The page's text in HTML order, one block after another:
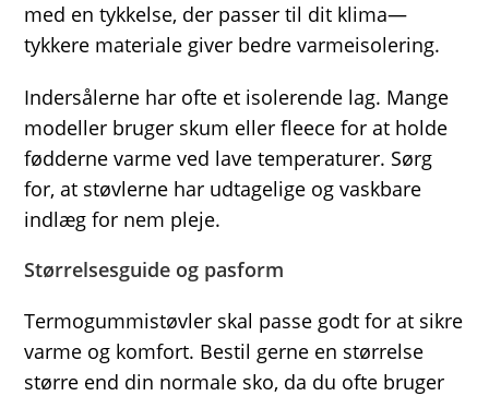
med en tykkelse, der passer til dit klima—
tykkere materiale giver bedre varmeisolering.
Indersålerne har ofte et isolerende lag. Mange
modeller bruger skum eller fleece for at holde
fødderne varme ved lave temperaturer. Sørg
for, at støvlerne har udtagelige og vaskbare
indlæg for nem pleje.
Størrelsesguide og pasform
Termogummistøvler skal passe godt for at sikre
varme og komfort. Bestil gerne en størrelse
større end din normale sko, da du ofte bruger